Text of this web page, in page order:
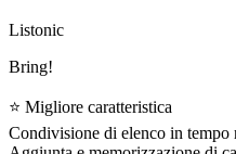
Listonic
Bring!
⭐ Migliore caratteristica
Condivisione di elenco in tempo